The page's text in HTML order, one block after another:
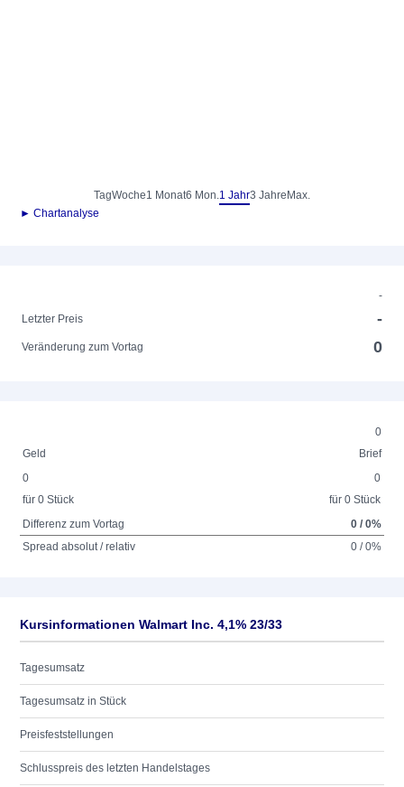
TagWoche1 Monat6 Mon.1 Jahr3 Jahre Max.
► Chartanalyse
-
Letzter Preis
-
Veränderung zum Vortag 0
0
Geld
Brief
0
für 0 Stück
0
für 0 Stück
Differenz zum Vortag
0 / 0%
Spread absolut / relativ
0 / 0%
Kursinformationen Walmart Inc. 4,1% 23/33
Tagesumsatz
Tagesumsatz in Stück
Preisfeststellungen
Schlusspreis des letzten Handelstages